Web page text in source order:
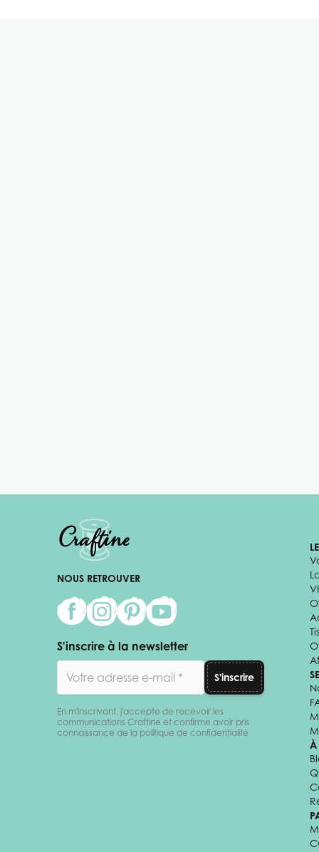
NOUS RETROUVER
S'inscrire à la newsletter
S'inscrire
En m'inscrivant, j'accepte de recevoir les
communications Craftine et confirme avoir pris
connaissance de la politique de confidentialité
À